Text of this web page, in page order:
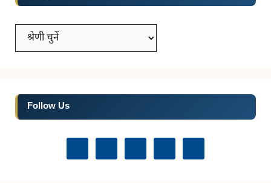
Categories
Follow Us